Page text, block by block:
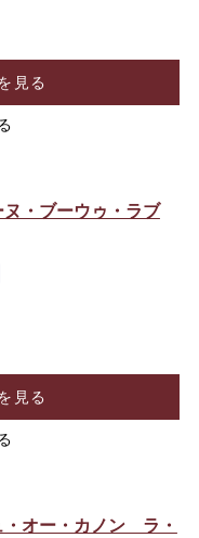
見る
・ブーウゥ・ラブ
見る
・オー・カノン ラ・